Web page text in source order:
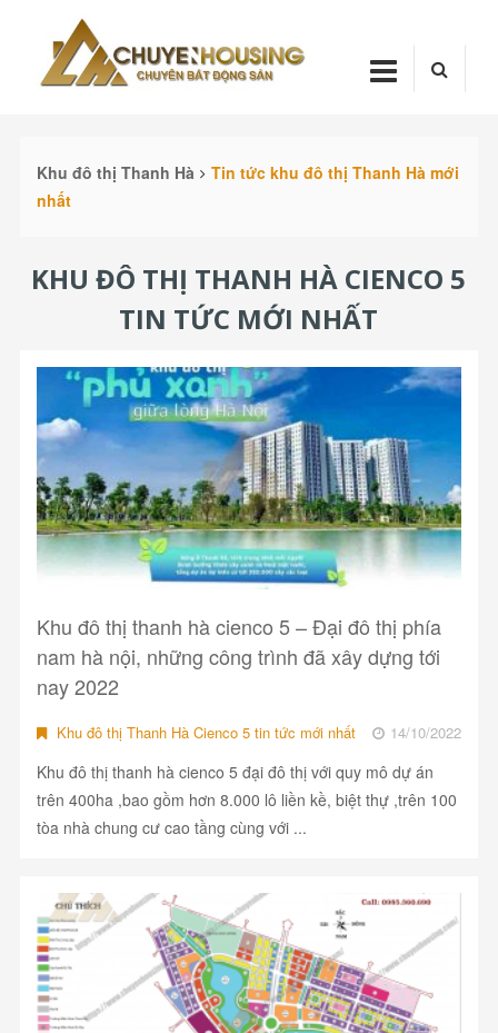
Khu đô thị Thanh Hà
Tin tức khu đô thị Thanh Hà mới
nhất
KHU ĐÔ THỊ THANH HÀ CIENCO 5
TIN TỨC MỚI NHẤT
Khu đô thị thanh hà cienco 5 – Đại đô thị phía
nam hà nội, những công trình đã xây dựng tới
nay 2022
Khu đô thị Thanh Hà Cienco 5 tin tức mới nhất 14/10/2022
Khu đô thị thanh hà cienco 5 đại đô thị với quy mô dự án
trên 400ha ,bao gồm hơn 8.000 lô liền kề, biệt thự ,trên 100
tòa nhà chung cư cao tầng cùng với ...